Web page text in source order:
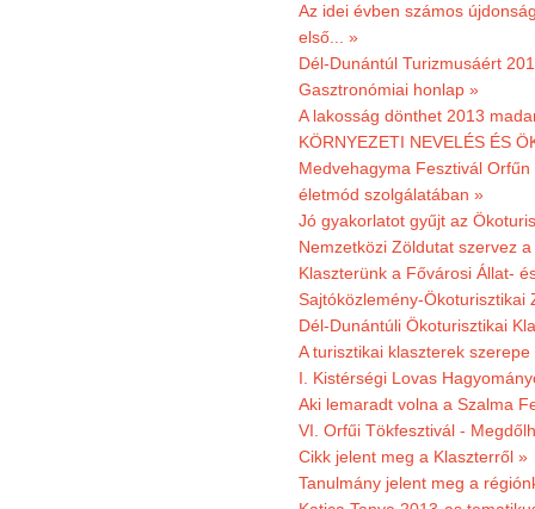
Az idei évben számos
első... »
Dél-Dunántúl Turizmusáért
Gasztronómiai honlap »
A lakosság dönthet 2013
KÖRNYEZETI NEVELÉS ÉS
Medvehagyma Fesztivál
életmód szolgálatában »
Jó gyakorlatot gyűjt az
Nemzetközi Zöldutat szervez
Klaszterünk a Fővárosi Állat-
Sajtóközlemény-Ökoturisztikai
Dél-Dunántúli Ökoturisztikai
A turisztikai klaszterek
I. Kistérségi Lovas
Aki lemaradt volna a Szalma
VI. Orfűi Tökfesztivál -
Cikk jelent meg a Klaszterről »
Tanulmány jelent meg a